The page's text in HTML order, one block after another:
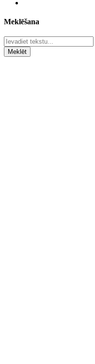
Meklēšana
Meklēt